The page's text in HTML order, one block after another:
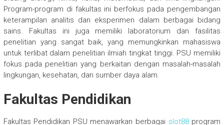
Program-program di fakultas ini berfokus pada pengembangan
keterampilan analitis dan eksperimen dalam berbagai bidang
sains. Fakultas ini juga memiliki laboratorium dan fasilitas
penelitian yang sangat baik, yang memungkinkan mahasiswa
untuk terlibat dalam penelitian ilmiah tingkat tinggi. PSU memiliki
fokus pada penelitian yang berkaitan dengan masalah-masalah
lingkungan, kesehatan, dan sumber daya alam.
Fakultas Pendidikan
Fakultas Pendidikan PSU menawarkan berbagai slot88program